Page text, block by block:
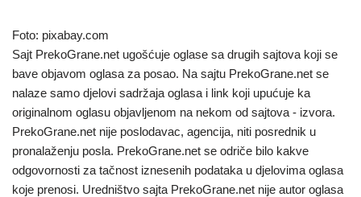
Foto: pixabay.com
Sajt PrekoGrane.net ugošćuje oglase sa drugih sajtova koji se
bave objavom oglasa za posao. Na sajtu PrekoGrane.net se
nalaze samo djelovi sadržaja oglasa i link koji upućuje ka
originalnom oglasu objavljenom na nekom od sajtova - izvora.
PrekoGrane.net nije poslodavac, agencija, niti posrednik u
pronalaženju posla. PrekoGrane.net se odriče bilo kakve
odgovornosti za tačnost iznesenih podataka u djelovima oglasa
koje prenosi. Uredništvo sajta PrekoGrane.net nije autor oglasa